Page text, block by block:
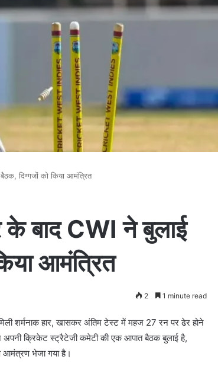
दिग्गजों को किया आमंत्रित
के बाद CWI ने बुलाई
आमंत्रित
2 1 minute read
शर्मनाक हार, खासकर अंतिम टेस्ट में महज 27 रन पर ढेर होने
अपनी क्रिकेट स्ट्रैटेजी कमेटी की एक आपात बैठक बुलाई है,
आमंत्रण भेजा गया है।